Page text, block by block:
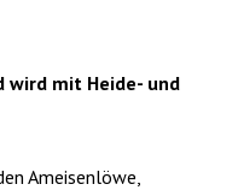
wird mit Heide- und
Ameisenlöwe,